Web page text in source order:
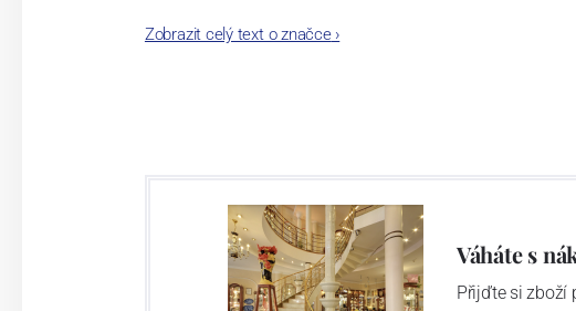
Dnes, kdy čtete tento úvod, nese firma název
Zobrazit celý text o značce›
Váháte s
Přijďte si zboží